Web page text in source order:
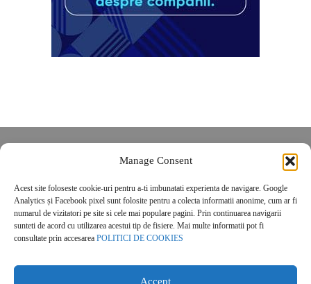
Manage Consent
Acest site foloseste cookie-uri pentru a-ti imbunatati experienta de navigare. Google
Analytics și Facebook pixel sunt folosite pentru a colecta informatii anonime, cum ar fi
numarul de vizitatori pe site si cele mai populare pagini. Prin continuarea navigarii
sunteti de acord cu utilizarea acestui tip de fisiere. Mai multe informatii pot fi
consultate prin accesarea POLITICI DE COOKIES
Accept
POLITICĂ DE CONFIDENȚIALITATE
Politica de cookies